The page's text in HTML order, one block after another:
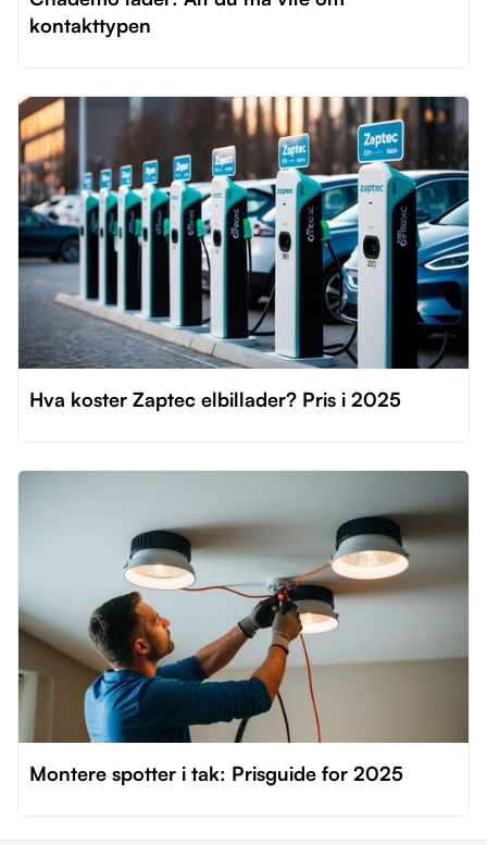
kontakttypen
Hva koster Zaptec elbillader? Pris i 2025
Montere spotter i tak: Prisguide for 2025